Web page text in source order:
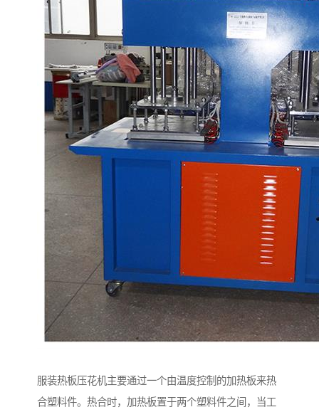
服装热板压花机主要通过一个由温度控制的加热板来热
合塑料件。热合时，加热板置于两个塑料件之间，当工